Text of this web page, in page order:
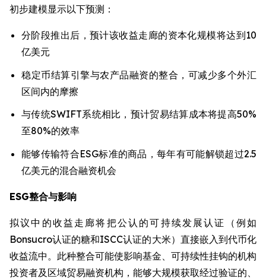
初步建模显示以下预测：
分阶段推出后，预计该收益走廊的资本化规模将达到10
亿美元
稳定币结算引擎与农产品融资的整合，可减少多个外汇
区间内的摩擦
与传统SWIFT系统相比，预计贸易结算成本将提高50%
至80%的效率
能够传输符合ESG标准的商品，每年有可能解锁超过2.5
亿美元的混合融资机会
ESG整合与影响
拟议中的收益走廊将把公认的可持续发展认证（例如
Bonsucro认证的糖和ISCC认证的大米）直接嵌入到代币化
收益流中。此种整合可能使影响基金、可持续性挂钩的机构
投资者及区域贸易融资机构，能够大规模获取经过验证的、